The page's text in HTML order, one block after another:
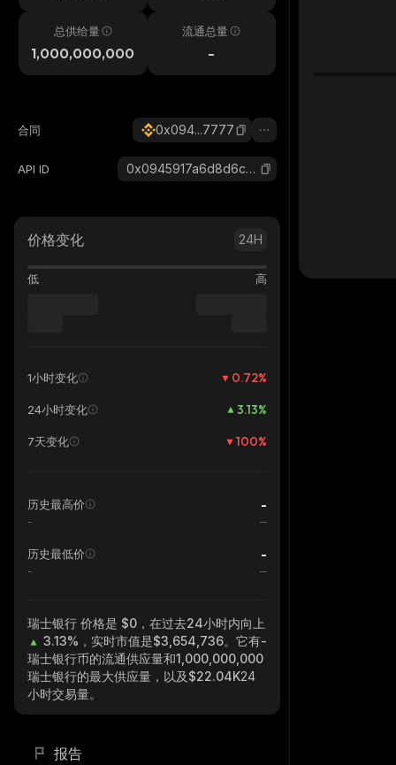
总供给量
1,000,000,000
流通总量
-
合同 0x094...7777
API ID 0x0945917a6d8d6c5609e13dd7c3cc7bc8a2c47777_binance_smart
价格变化 24H
低 高
1小时变化 0.72%
24小时变化 3.13%
7天变化 100%
历史最高价 -
-
历史最低价 -
-
瑞士银行 价格是 $0，在过去24小时内向上
3.13% ，实时市值是$3,654,736。它有-
瑞士银行币的流通供应量和1,000,000,000
瑞士银行的最大供应量，以及$22.04K24
小时交易量。
报告